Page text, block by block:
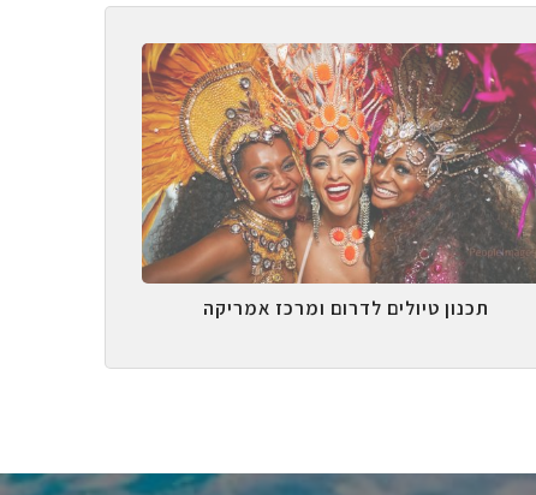
תכנון טיולים לדרום ומרכז אמריקה